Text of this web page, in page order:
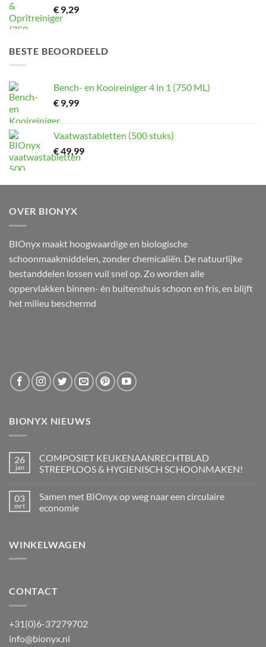
€ 9,29
BESTE BEOORDEELD
Bench- en Kooireiniger 4 in 1 (750 ML)
€ 9,99
Vaatwastabletten (500 stuks)
€49,99
OVER BIONYX
BIOnyx maakt hoogwaardige en biologische
schoonmaakmiddelen, zonder chemicaliën. De natuurlijke
bestanddelen lossen vuil snel op. Zo worden alle
oppervlakken binnen- én buitenshuis schoon en fris, en blijft
het milieu beschermd
BIONYX NIEUWS
26
jan
COMPOSIET KEUKENAANRECHTBLAD
STREEPLOOS & HYGIENISCH SCHOONMAKEN!
op
COMPOSIET
KEUKENAANRECHTBLAD
SCHOONMAKEN!
03
mrt
Samen met BIOnyx op weg naar een circulaire
economie
Samen
met
een
circulaire
WINKELWAGEN
CONTACT
+31(0)6-37279702
info@bionyx.nl